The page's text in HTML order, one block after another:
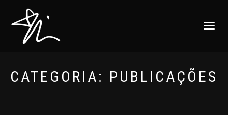
ALTERNAR
CATEGORIA: PUBLICAÇÕES